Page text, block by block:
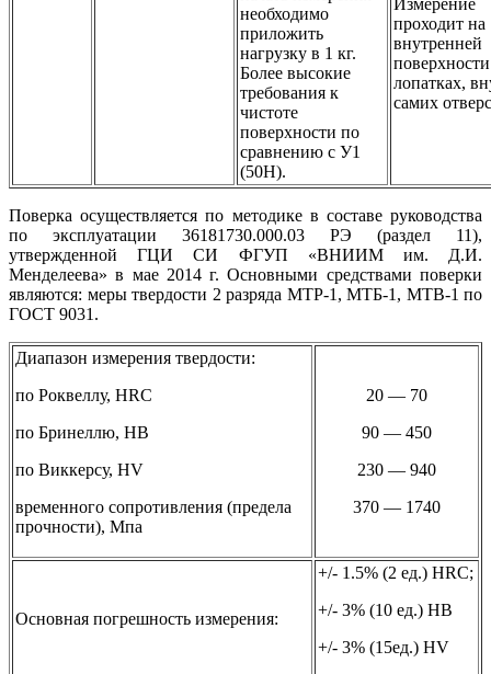
необходимо
приложить
нагрузку в 1 кг.
Более высокие
требования к
чистоте
поверхности по
сравнению с У1
(50Н).
проходит на
внутренней
лопатках,
самих
Поверка осуществляется по методике в составе руководства
по эксплуатации 36181730.000.03 РЭ (раздел 11),
утвержденной ГЦИ СИ ФГУП «ВНИИМ им. Д.И.
Менделеева» в мае 2014 г. Основными средствами поверки
являются: меры твердости 2 разряда МТР-1, МТБ-1, МТВ-1 по
ГОСТ 9031.
Диапазон измерения твердости:
по Роквеллу, HRC
по Бринеллю, НВ
по Виккерсу, HV
временного сопротивления (предела
прочности), Мпа
20 — 70
90 — 450
230 — 940
370 — 1740
Основная погрешность измерения:
+/- 1.5% (2 ед.) HRC;
+/- 3% (10 ед.) HB
+/- 3% (15ед.) HV